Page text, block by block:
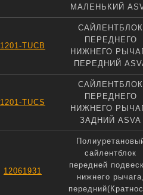
МАЛЕНЬКИЙ
1201-TUCB
САЙЛЕНТБЛОК
ПЕРЕДНЕГО
НИЖНЕГО
ПЕРЕДНИЙ
1201-TUCS
САЙЛЕНТБЛОК
ПЕРЕДНЕГО
НИЖНЕГО
ЗАДНИЙ ASVA
12061931
сайлентблок
передней
нижнего